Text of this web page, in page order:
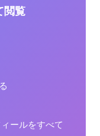
閲覧
ールをすべて